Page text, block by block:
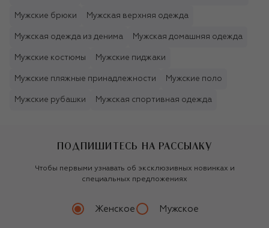
Мужские брюки Мужская верхняя одежда
Мужская одежда из денима Мужская домашняя одежда
Мужские костюмы Мужские пиджаки
Мужские пляжные принадлежности Мужские поло
Мужские рубашки Мужская спортивная одежда
ПОДПИШИТЕСЬ НА РАССЫЛКУ
Чтобы первыми узнавать об эксклюзивных новинках и
специальных предложениях
Женское Мужское